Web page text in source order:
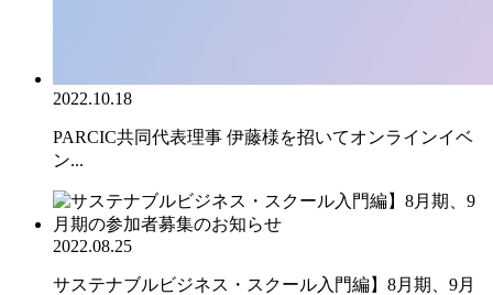
2022.10.18
PARCIC共同代表理事 伊藤様を招いてオンラインイベ
ン...
2022.08.25
サステナブルビジネス・スクール入門編】8月期、9月